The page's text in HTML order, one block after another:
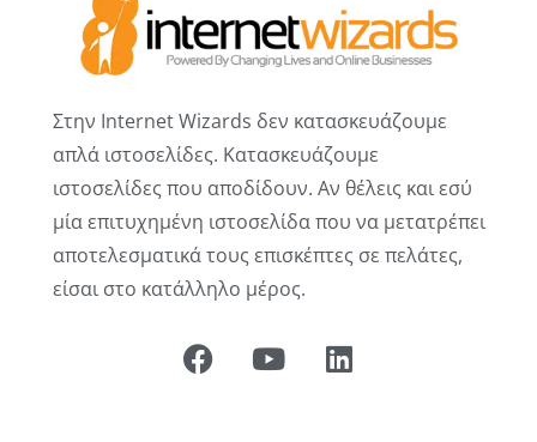
Στην Internet Wizards δεν κατασκευάζουμε
απλά ιστοσελίδες. Κατασκευάζουμε
ιστοσελίδες που αποδίδουν. Αν θέλεις και εσύ
μία επιτυχημένη ιστοσελίδα που να μετατρέπει
αποτελεσματικά τους επισκέπτες σε πελάτες,
είσαι στο κατάλληλο μέρος.